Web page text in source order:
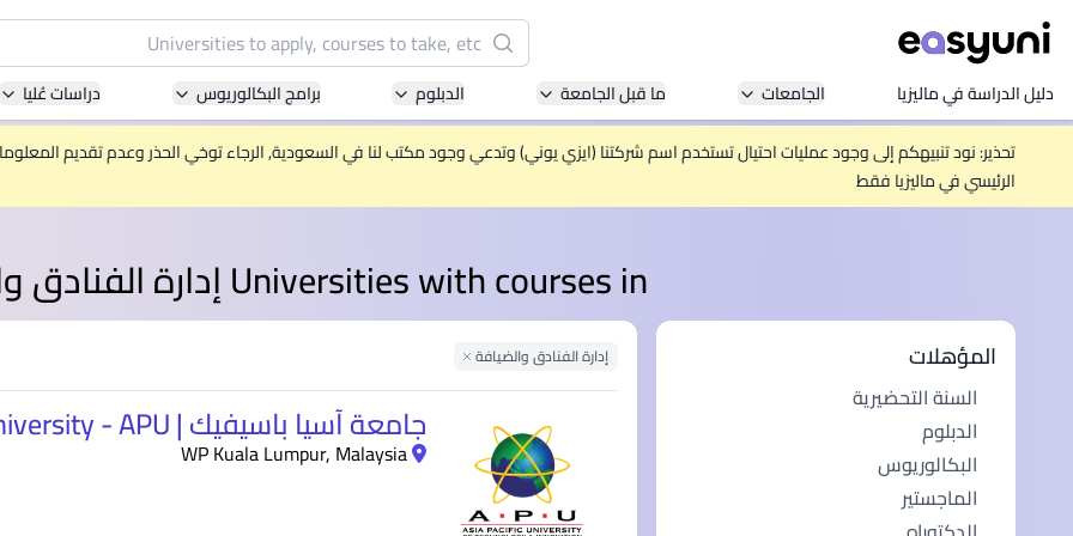
البحث
University of Technology and Innovation
(APU)
courses
International Medical University (IMU)
first and most established private medical and
Asia School of Business (ASB)
Central Bank of Malaysia in collaboration with the
Massachusetts Institute of Technology (MIT)
دليل الدراسة في ماليزيا الجامعات ما قبل الجامعة الدبلوم برامج البكالوريوس دراسات عُليا
تحذير: نود تنبيهكم إلى وجود عمليات احتيال تستخدم اسم شركتنا (ايزي يوني) وتدعي وجود مكتب لنا في السعودية, الرجاء توخي الحذر وعدم تقديم
الرئيسي في ماليزيا فقط
Universities with courses in إدارة الفنادق والضيافة
المؤهلات
السنة التحضيرية
الدبلوم
البكالوريوس
الماجستير
إدارة الفنادق والضيافةRemove Filter
جامعة آسيا باسيفيك | Asia Pacific University - APU
WP Kuala Lumpur, Malaysia